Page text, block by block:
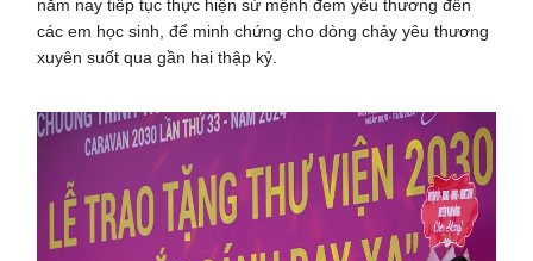
năm nay tiếp tục thực hiện sứ mệnh đem yêu thương đến
các em học sinh, để minh chứng cho dòng chảy yêu thương
xuyên suốt qua gần hai thập kỷ.